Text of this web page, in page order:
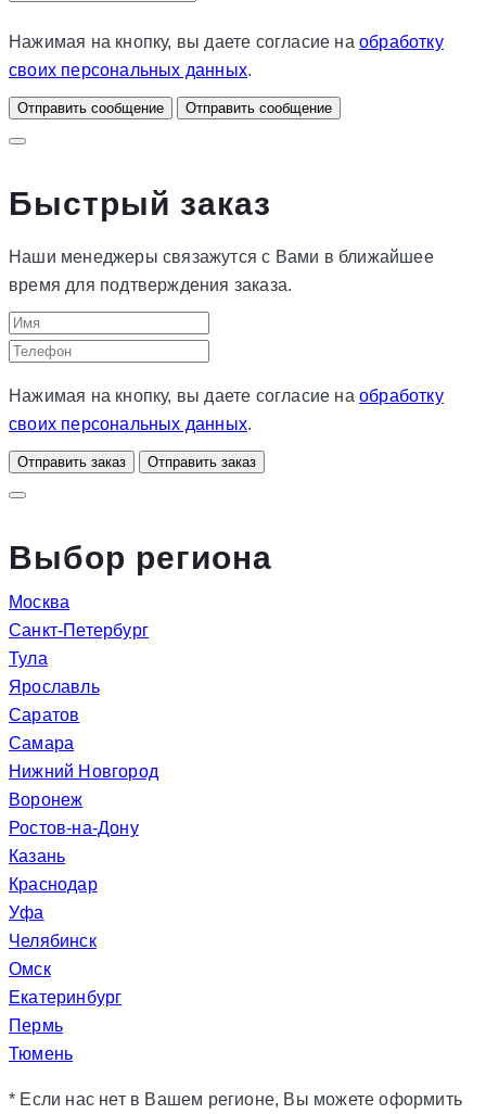
Нажимая на кнопку, вы даете согласие наобработку
своих персональных данных.
Отправить сообщение Отправить сообщение
Быстрый заказ
Наши менеджеры связажутся с Вами в ближайшее
время для подтверждения заказа.
Нажимая на кнопку, вы даете согласие наобработку
своих персональных данных.
Отправить заказ Отправить заказ
Выбор региона
Москва
Санкт-Петербург
Тула
Ярославль
Саратов
Самара
Нижний Новгород
Воронеж
Ростов-на-Дону
Казань
Краснодар
Уфа
Челябинск
Омск
Екатеринбург
Пермь
Тюмень
* Если нас нет в Вашем регионе, Вы можете оформить